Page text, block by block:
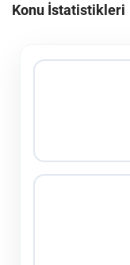
Konu İstatistikleri